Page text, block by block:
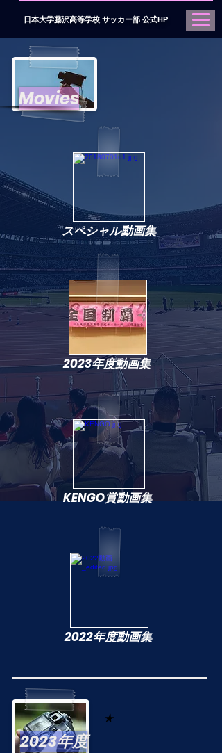
日本大学藤沢高等学校 サッカー部 公式HP
Movies
スペシャル動画集
2023年度動画集
KENGO賞動画集
2022年度動画集
★
2023年度